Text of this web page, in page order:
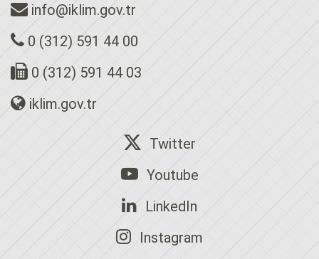
info@iklim.gov.tr
0 (312) 591 44 00
0 (312) 591 44 03
iklim.gov.tr
Twitter
Youtube
LinkedIn
Instagram